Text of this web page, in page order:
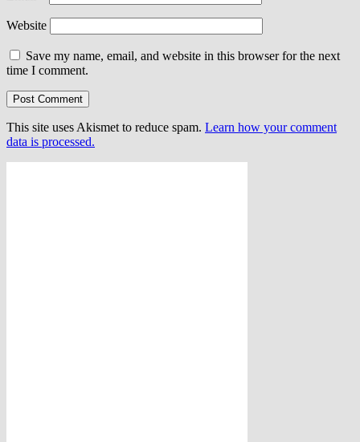
Website
Save my name, email, and website in this browser for the next
time I comment.
This site uses Akismet to reduce spam. Learn how your comment
data is processed.